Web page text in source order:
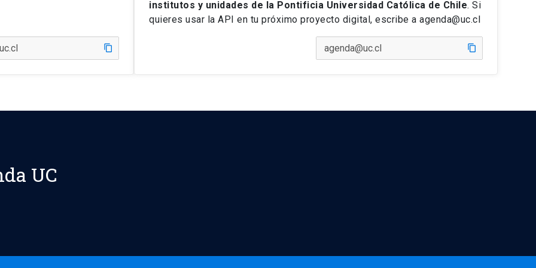
content_copy
institutos y unidades de la Pontificia Universidad Católica de Chile. Si
quieres usar la API en tu próximo proyecto digital, escribe a agenda@uc.cl
content_copy
UC